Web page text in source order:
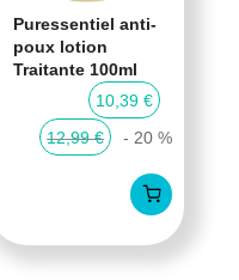
Puressentiel anti-
poux lotion
Traitante 100ml
10,39 €
12,99 €
- 20 %